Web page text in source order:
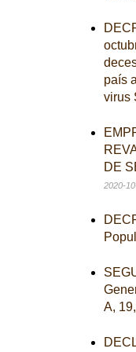
país
virus
DE
2020-
A,